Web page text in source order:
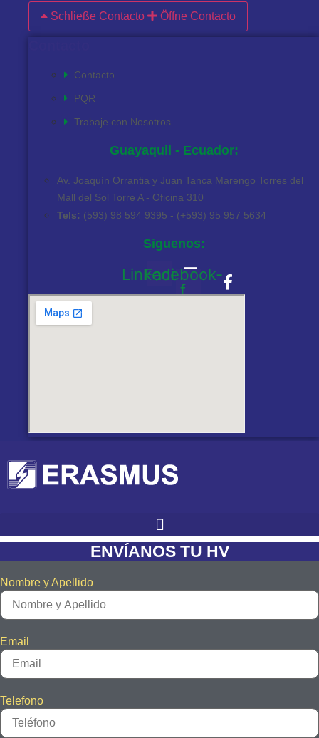
Schließe Contacto Öffne Contacto
Contacto
PQR
Trabaje con Nosotros
Guayaquil - Ecuador:
Av. Joaquín Orrantia y Juan Tanca Marengo Torres del
Mall del Sol Torre A - Oficina 310
Tels: (593) 98 594 9395 - (+593) 95 957 5634
Siguenos:
Linkedin
Facebook-
f
ENVÍANOS TU HV
Nombre y Apellido
Email
Telefono